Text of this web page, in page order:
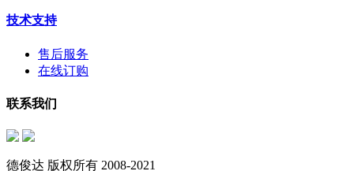
技术支持
售后服务
在线订购
联系我们
德俊达 版权所有 2008-2021